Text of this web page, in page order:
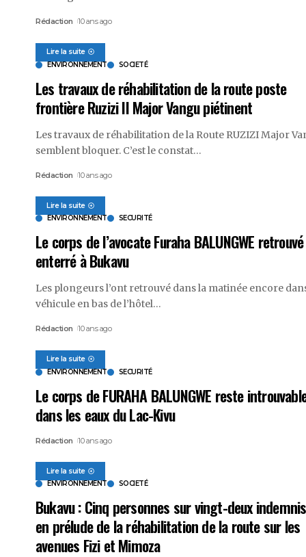
Rédaction 10 ans ago
Lire la suite
ENVIRONNEMENT
SOCIETÉ
Les travaux de réhabilitation de la route poste
frontière Ruzizi II Major Vangu piétinent
Les travaux de réhabilitation de la Route RUZIZI Major
semblent bloquer. C’est le constat…
Rédaction 10 ans ago
Lire la suite
ENVIRONNEMENT
SECURITÉ
Le corps de l’avocate Furaha BALUNGWE
enterré à Bukavu
Les plongeurs l’ont retrouvé dans la matinée encore
véhicule en bas de l’hôtel…
Rédaction 10 ans ago
Lire la suite
ENVIRONNEMENT
SECURITÉ
Le corps de FURAHA BALUNGWE reste
dans les eaux du Lac-Kivu
Rédaction 10 ans ago
Lire la suite
ENVIRONNEMENT
SOCIETÉ
Bukavu : Cinq personnes sur vingt-deux
en prélude de la réhabilitation de la route sur les
avenues Fizi et Mimoza